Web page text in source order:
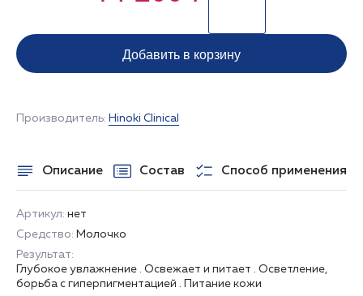
Производитель: Hinoki Clinical
Описание Состав Способ применения
Артикул: нет
Средство: Молочко
Результат:
Глубокое увлажнение . Освежает и питает . Осветление,
борьба с гиперпигментацией . Питание кожи
Добавить в корзину